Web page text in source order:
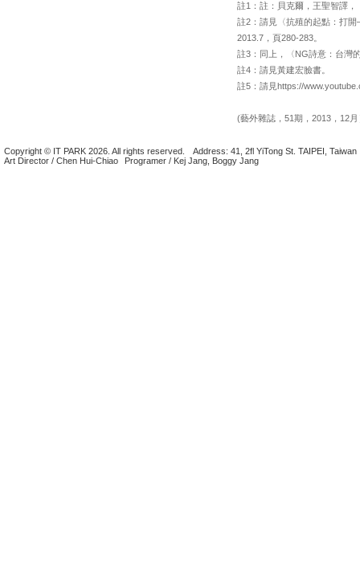
註1：註：貝克爾，王聖智譯
註2：請見〈抗殖的起點：打
2013.7，頁280-283。
註3：同上，〈NG詩意：台灣
註4：請見黃建宏臉書。
註5：請見https://
(藝外雜誌，51期，2013，12
Copyright © IT PARK 2026. All rights reserved.
Address: 41, 2fl YiTong St. TAIPEI, Taiwan
Art Director / Chen Hui-Chiao
Programer / Kej Jang, Boggy Jang